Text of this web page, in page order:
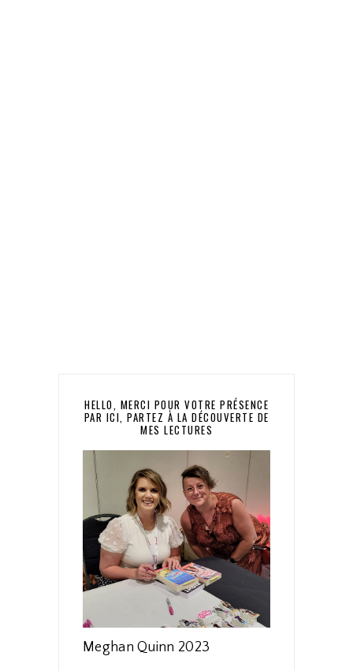
HELLO, MERCI POUR VOTRE PRÉSENCE
PAR ICI, PARTEZ À LA DÉCOUVERTE DE
MES LECTURES
Meghan Quinn 2023